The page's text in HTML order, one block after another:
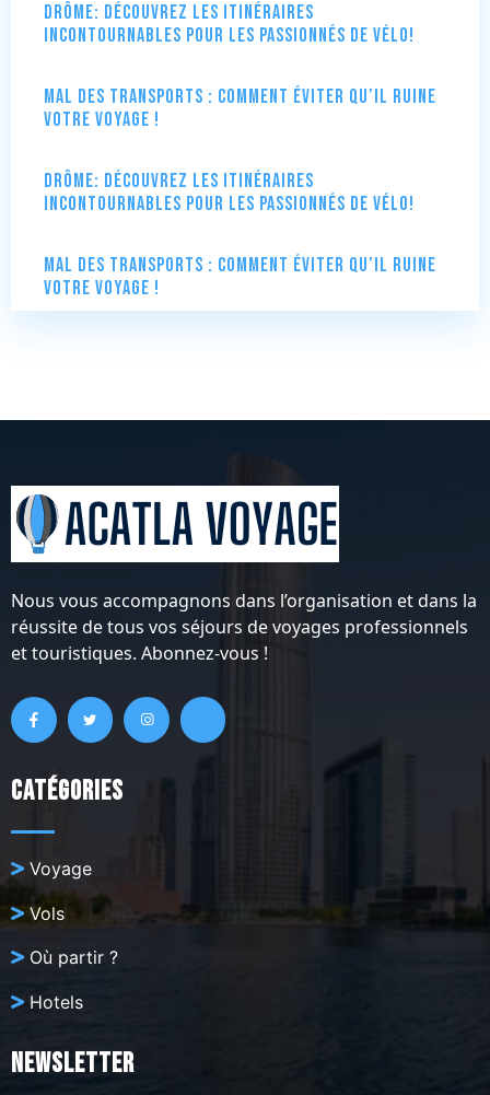
Drôme: Découvrez les itinéraires
incontournables pour les passionnés de vélo!
Mal des transports : comment éviter qu’il ruine
votre voyage !
Drôme: Découvrez les itinéraires
incontournables pour les passionnés de vélo!
Mal des transports : comment éviter qu’il ruine
votre voyage !
Nous vous accompagnons dans l’organisation et dans la
réussite de tous vos séjours de voyages professionnels
et touristiques. Abonnez-vous !
Catégories
Voyage
Vols
Où partir ?
Hotels
Newsletter